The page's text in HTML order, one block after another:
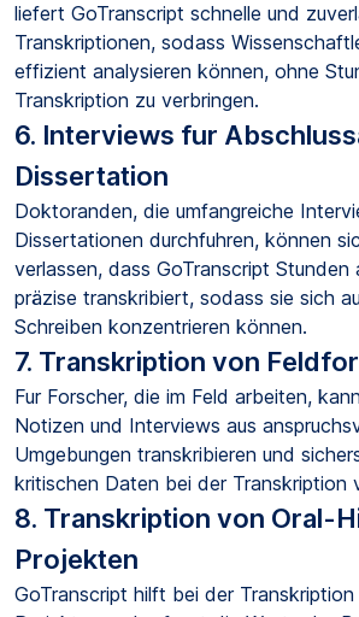
liefert GoTranscript schnelle und
Transkriptionen, sodass
effizient analysieren können, ohne
Transkription zu verbringen.
6. Interviews fur
Dissertation
Doktoranden, die umfangreiche
Dissertationen durchfuhren, können
verlassen, dass GoTranscript Stunden
präzise transkribiert, sodass sie sich
Schreiben konzentrieren können.
7. Transkription von
Fur Forscher, die im Feld arbeiten,
Notizen und Interviews aus
Umgebungen transkribieren und
kritischen Daten bei der Transkription
8. Transkription von Oral-
Projekten
GoTranscript hilft bei der